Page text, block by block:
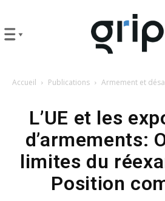
Accueil Publications Armement et
L’UE et les
d’armements:
limites du
Position